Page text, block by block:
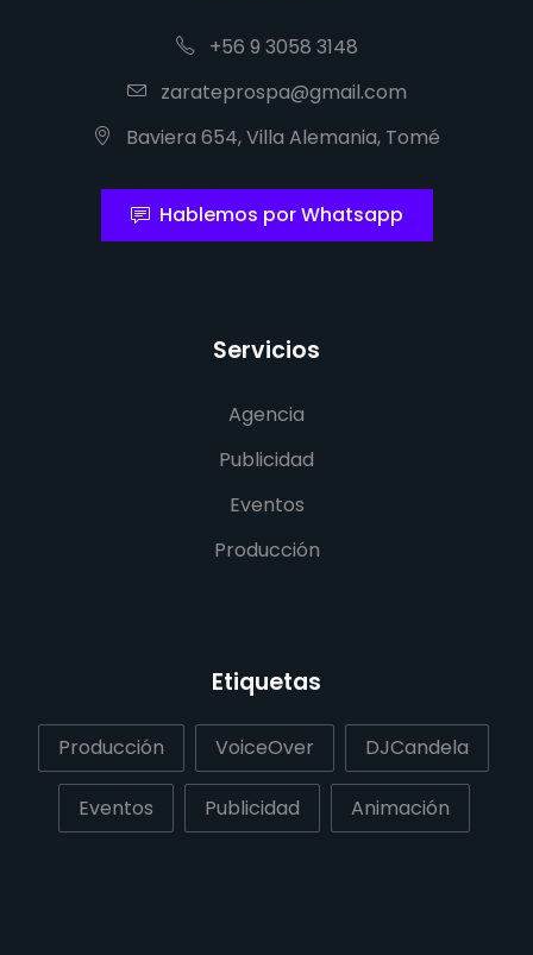
+56 9 3058 3148
zarateprospa@gmail.com
Baviera 654, Villa Alemania, Tomé
Hablemos por Whatsapp
Servicios
Agencia
Publicidad
Eventos
Producción
Etiquetas
Producción VoiceOver DJCandela
Eventos Publicidad Animación